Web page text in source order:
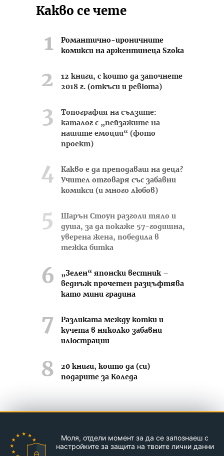
Какво се чете
Романтично-ироничните
комикси на аржентинеца Szoka
12 книги, с които да започнете
2018 г. (откъси и ревюта)
Топография на сълзите:
каталог с „пейзажите на
нашите емоции“ (фото
проект)
Какво е да преподаваш на деца?
Учител отговаря със забавни
комикси (и много любов)
Шарън Стоун разголи тяло и
душа, за да покаже 57-годишна,
уверена жена, победила в
тежка битка
„Зелен“ японски вестник –
веднъж прочетен разцъфтява
като мини градина
Разликата между котки и
кучета в няколко забавни
илюстрации
20 книги, които да (си)
подарите за Коледа
Контакти За нас Реклама
Моля, отдели момент за да се запознаеш с
настройките за защита на твоите лични данни